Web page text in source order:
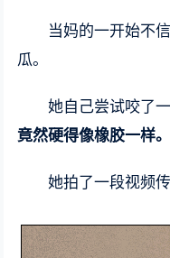
当妈的一开始不
瓜。
她自己尝试咬了
竟然硬得像橡胶一样。
她拍了一段视频